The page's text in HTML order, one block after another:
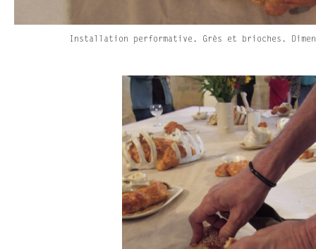
Installation performative. Grès et brioches.